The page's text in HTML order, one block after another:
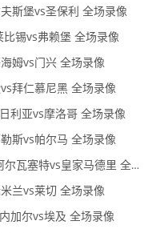
斯堡vs圣保利 全场录像
锡vs弗赖堡 全场录像
姆vs门兴 全场录像
拜仁慕尼黑 全场录像
利亚vs摩洛哥 全场录像
斯vs帕尔马 全场录像
2026年01月15日 国王杯1/8决赛 阿尔瓦塞特vs皇家马德里 全场录像
兰vs莱切 全场录像
加尔vs埃及 全场录像